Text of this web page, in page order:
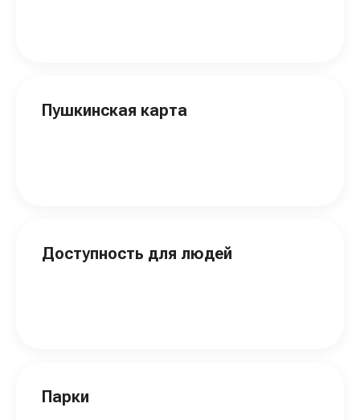
Пушкинская карта
Доступность для людей
Парки